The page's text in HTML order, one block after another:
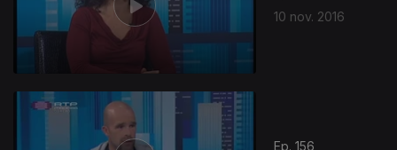
10 nov. 2016
Ep. 156
258388